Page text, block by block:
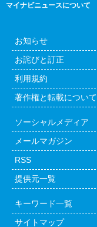
マイナビニュースについて
お知らせ
お詫びと訂正
利用規約
著作権と転載について
ソーシャルメディア
メールマガジン
RSS
提供元一覧
キーワード一覧
サイトマップ